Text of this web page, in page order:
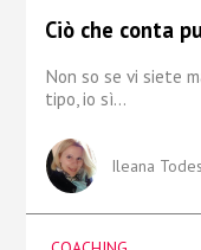
Ciò che conta
Non so se vi siete
tipo, io sì...
Ileana